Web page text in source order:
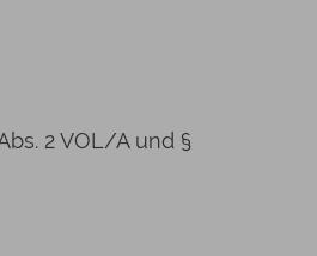
2 VOL/A und §